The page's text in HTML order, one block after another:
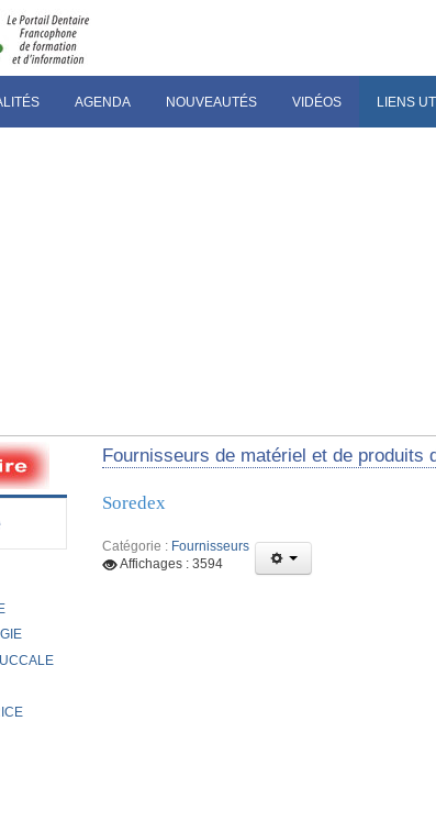
AGENDA NOUVEAUTÉS VIDÉOS LIENS
Fournisseurs de matériel et de produits
Soredex
Catégorie : Fournisseurs
Affichages : 3594